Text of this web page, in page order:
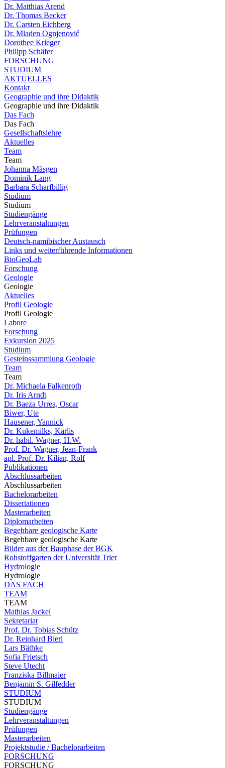
Dr. Matthias Arend
Dr. Thomas Becker
Dr. Carsten Eichberg
Dr. Mladen Ognjenović
Dorothee Krieger
Philipp Schäfer
FORSCHUNG
STUDIUM
AKTUELLES
Kontakt
Geographie und ihre Didaktik
Geographie und ihre Didaktik
Das Fach
Das Fach
Gesellschaftslehre
Aktuelles
Team
Team
Johanna Mäsgen
Dominik Lang
Barbara Scharfbillig
Studium
Studium
Studiengänge
Lehrveranstaltungen
Prüfungen
Deutsch-namibischer Austausch
Links und weiterführende Informationen
BioGeoLab
Forschung
Geologie
Geologie
Aktuelles
Profil Geologie
Profil Geologie
Labore
Forschung
Exkursion 2025
Studium
Gesteinssammlung Geologie
Team
Team
Dr. Michaela Falkenroth
Dr. Iris Arndt
Dr. Baeza Urrea, Oscar
Biwer, Ute
Hausener, Yannick
Dr. Kukemilks, Karlis
Dr. habil. Wagner, H.W.
Prof. Dr. Wagner, Jean-Frank
apl. Prof. Dr. Kilian, Rolf
Publikationen
Abschlussarbeiten
Abschlussarbeiten
Bachelorarbeiten
Dissertationen
Masterarbeiten
Diplomarbeiten
Begehbare geologische Karte
Begehbare geologische Karte
Bilder aus der Bauphase der BGK
Rohstoffgarten der Universität Trier
Hydrologie
Hydrologie
DAS FACH
TEAM
TEAM
Mathias Jackel
Sekretariat
Prof. Dr. Tobias Schütz
Dr. Reinhard Bierl
Lars Bäthke
Sofia Frietsch
Steve Utecht
Franziska Billmaier
Benjamin S. Gilfedder
STUDIUM
STUDIUM
Studiengänge
Lehrveranstaltungen
Prüfungen
Masterarbeiten
Projektstudie / Bachelorarbeiten
FORSCHUNG
FORSCHUNG